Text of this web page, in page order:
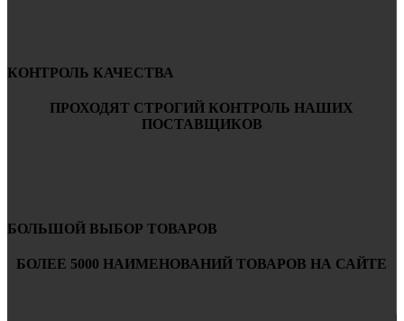
КОНТРОЛЬ КАЧЕСТВА
ПРОХОДЯТ СТРОГИЙ КОНТРОЛЬ НАШИХ
ПОСТАВЩИКОВ
БОЛЬШОЙ ВЫБОР ТОВАРОВ
БОЛЕЕ 5000 НАИМЕНОВАНИЙ ТОВАРОВ НА САЙТЕ